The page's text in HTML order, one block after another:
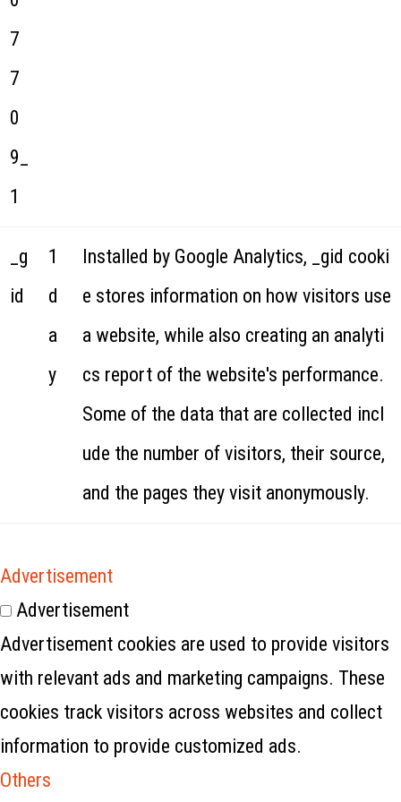
7
7
0
9_
1
_g
id
1
d
a
y
Installed by Google Analytics, _gid cooki
e stores information on how visitors use
a website, while also creating an analyti
cs report of the website's performance.
Some of the data that are collected incl
ude the number of visitors, their source,
and the pages they visit anonymously.
Advertisement
Advertisement
Advertisement cookies are used to provide visitors
with relevant ads and marketing campaigns. These
cookies track visitors across websites and collect
information to provide customized ads.
Others